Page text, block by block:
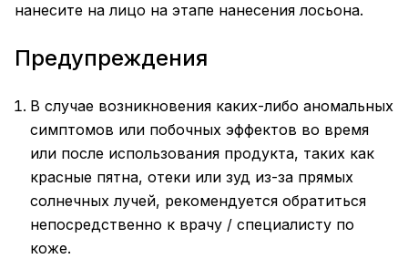
нанесите на лицо на этапе нанесения лосьона.
Предупреждения
В случае возникновения каких-либо аномальных
симптомов или побочных эффектов во время
или после использования продукта, таких как
красные пятна, отеки или зуд из-за прямых
солнечных лучей, рекомендуется обратиться
непосредственно к врачу / специалисту по
коже.